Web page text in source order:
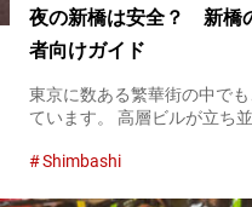
夜の新橋は安全？ 新橋
者向けガイド
東京に数ある繁華街の中で
ています。 高層ビルが立ち
び、ローカル色豊かなバー
Shimbashi